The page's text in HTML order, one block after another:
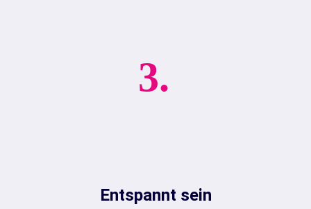
3.
Entspannt sein